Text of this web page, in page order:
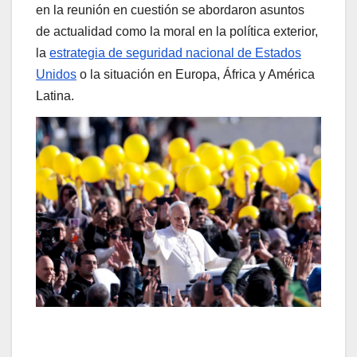
en la reunión en cuestión se abordaron asuntos
de actualidad como la moral en la política exterior,
la estrategia de seguridad nacional de Estados
Unidos o la situación en Europa, África y América
Latina.